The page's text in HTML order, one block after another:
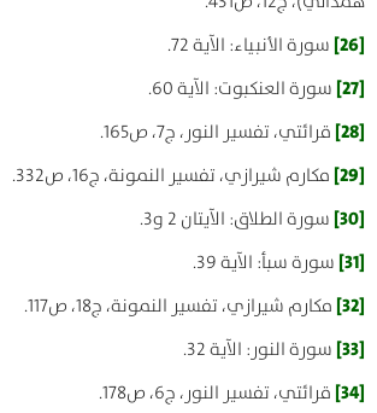
[26] سورة الأنبياء: الآية 72.
[27] سورة العنكبوت: الآية 60.
[28] قرائتي، تفسير النور، ج7، ص165.
[29] مكارم شيرازي، تفسير النمونة، ج16، ص332.
[30] سورة الطلاق: الآيتان 2 و3.
[31] سورة سبأ: الآية 39.
[32] مكارم شيرازي، تفسير النمونة، ج18، ص117.
[33] سورة النور: الآية 32.
[34] قرائتي، تفسير النور، ج6، ص178.